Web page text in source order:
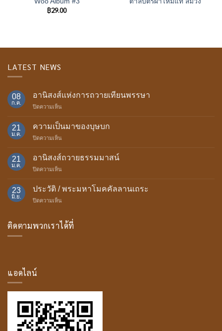
฿29.00
LATEST NEWS
08
ก.ค.
อานิสงส์แห่งการถวายเทียนพรรษา
ปิดความเห็น
ถวาย
พรรษา
21
ม.ค.
ความเป็นมาของบุษบก
ปิดความเห็น
ของ
21
ม.ค.
อานิสงส์ถวายธรรมมาสน์
ปิดความเห็น
ถวาย
มา
23
มิ.ย.
ประวัติ / พระมหาโมคคัลลานเถระ
ปิดความเห็น
พระ
ติดตามพวกเราได้ที่
แอดไลน์